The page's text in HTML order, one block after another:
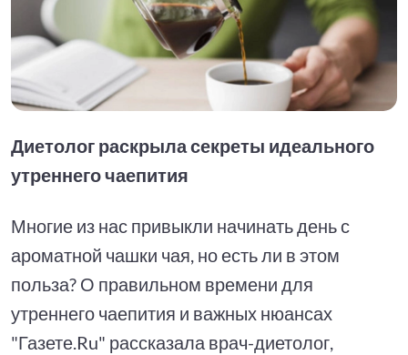
Диетолог раскрыла секреты идеального
утреннего чаепития
Многие из нас привыкли начинать день с
ароматной чашки чая, но есть ли в этом
польза? О правильном времени для
утреннего чаепития и важных нюансах
"Газете.Ru" рассказала врач-диетолог,